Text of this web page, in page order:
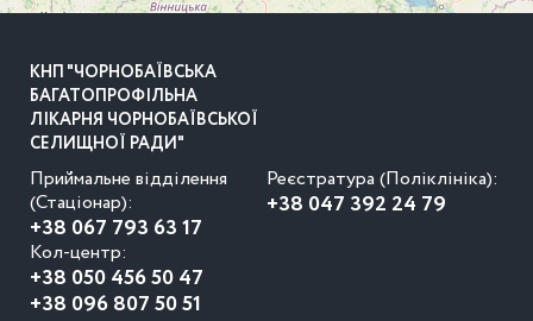
КНП "ЧОРНОБАЇВСЬКА
БАГАТОПРОФІЛЬНА
ЛІКАРНЯ ЧОРНОБАЇВСЬКОЇ
СЕЛИЩНОЇ РАДИ"
Приймальне відділення
(Стаціонар):
+38 067 793 63 17
Реєстратура (Поліклініка):
+38 047 392 24 79
Кол-центр:
+38 050 456 50 47
+38 096 807 50 51